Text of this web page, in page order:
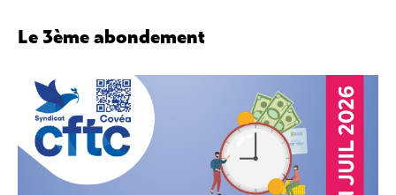
Le 3ème abondement